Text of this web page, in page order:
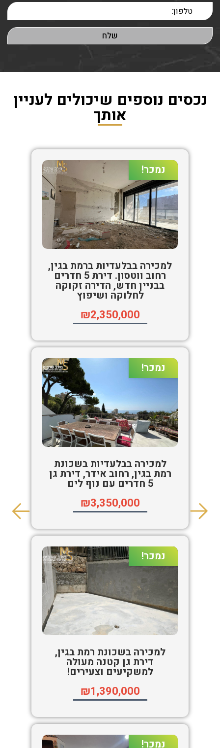
נכסים נוספים שיכולים לעניין
אותך
נמכר!
למכירה בבלעדיות ברמת בגין,
רחוב ווטסון. דירת 5 חדרים
בבניין חדש, הדירה זקוקה
לחלוקה ושיפוץ
₪2,350,000
נמכר!
למכירה בבלעדיות בשכונת
רמת בגין, רחוב אידר, דירת גן
5 חדרים עם נוף לים
₪3,350,000
נמכר!
למכירה בשכונת רמת בגין,
דירת גן קטנה מעולה
למשקיעים וצעירים!
₪1,390,000
נמכר!